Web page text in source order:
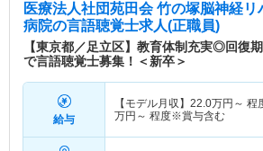
医療法人社団苑田会 竹の塚脳神経
病院の言語聴覚士求人(正職員)
【東京都／足立区】教育体制充実◎回復
で言語聴覚士募集！＜新卒＞
給与
【モデル月収】 22.0万円～ 程
万円～ 程度※賞与含む